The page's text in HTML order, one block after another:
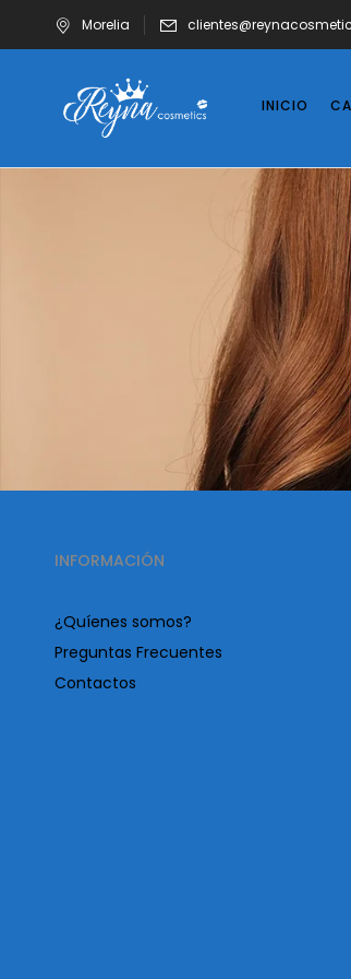
Morelia
INICIO
VASOS
INFORMACIÓN
¿Quíenes somos?
Preguntas Frecuentes
Contactos